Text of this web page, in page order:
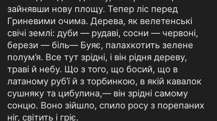
зайнявши нову площу. Тепер ліс перед
Гриневими очима. Дерева, як велетенські
свічі землі: дуби — рудаві, сосни — червоні,
берези — біль— Буяє, палахкотить зелене
полум’я. Все тут зрідні, і він рідня дереву,
траві й небу. Що з того, що босий, що в
латаному руб’ї й з торбинкою, в якій кавалок
сушняку та цибулина,— він зрідні самому
сонцю. Воно зійшло, спило росу з порепаних
ніг, світить і гріє.